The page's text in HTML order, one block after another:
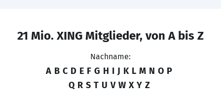
21 Mio. XING Mitglieder, von A bis Z
Nachname:
A B C D E F G H I J K L M N O P
Q R S T U V W X Y Z